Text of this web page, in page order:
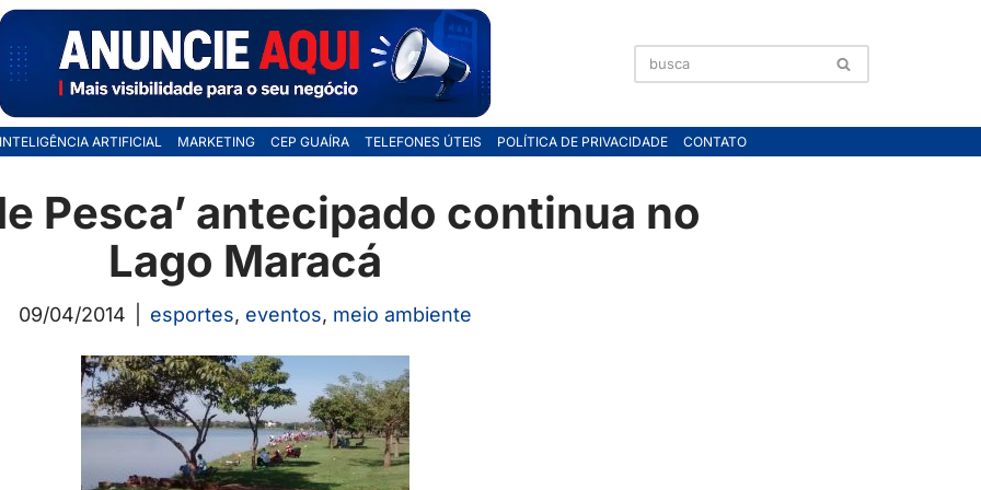
INTELIGÊNCIA ARTIFICIAL MARKETING CEP GUAÍRA TELEFONES ÚTEIS POLÍTICA DE PRIVACIDADE CONTATO
Pesca’ antecipado continua no
Lago Maracá
09/04/2014 esportes, eventos, meio ambiente